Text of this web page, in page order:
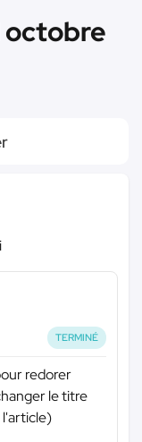
octobre
TERMINÉ
redorer
le titre
l'article)